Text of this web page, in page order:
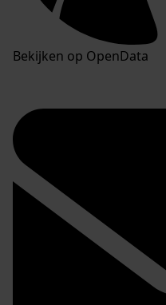
Bekijken op OpenData